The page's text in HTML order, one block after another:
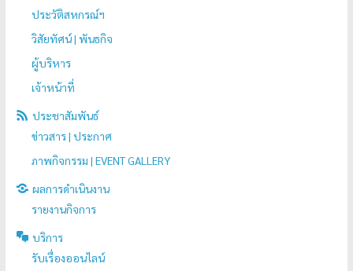
ประวัติสหกรณ์ฯ
วิสัยทัศน์ | พันธกิจ
ผู้บริหาร
เจ้าหน้าที่
ประชาสัมพันธ์
ข่าวสาร | ประกาศ
ภาพกิจกรรม | EVENT GALLERY
ผลการดำเนินงาน
รายงานกิจการ
บริการ
รับเรื่องออนไลน์